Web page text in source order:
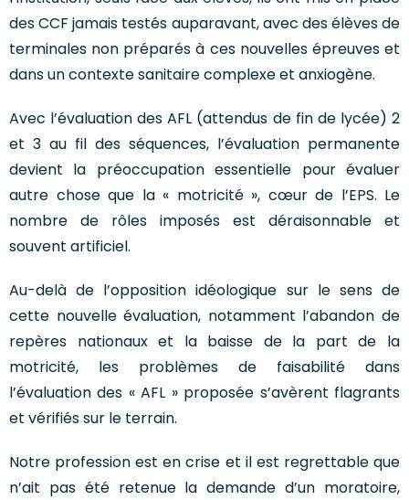
des CCF jamais testés auparavant, avec des élèves de
terminales non préparés à ces nouvelles épreuves et
dans un contexte sanitaire complexe et anxiogène.
Avec l’évaluation des AFL (attendus de fin de lycée) 2
et 3 au fil des séquences, l’évaluation permanente
devient la préoccupation essentielle pour évaluer
autre chose que la « motricité », cœur de l’EPS. Le
nombre de rôles imposés est déraisonnable et
souvent artificiel.
Au-delà de l’opposition idéologique sur le sens de
cette nouvelle évaluation, notamment l’abandon de
repères nationaux et la baisse de la part de la
motricité, les problèmes de faisabilité dans
l’évaluation des « AFL » proposée s’avèrent flagrants
et vérifiés sur le terrain.
Notre profession est en crise et il est regrettable que
n’ait pas été retenue la demande d’un moratoire,